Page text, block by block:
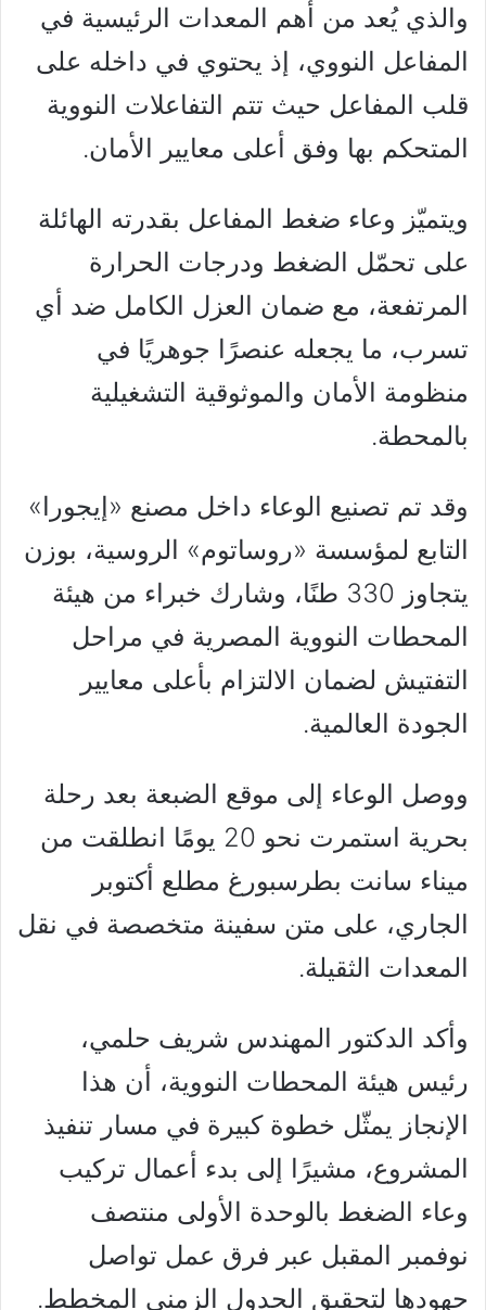
والذي يُعد من أهم المعدات الرئيسية في
المفاعل النووي، إذ يحتوي في داخله على
قلب المفاعل حيث تتم التفاعلات النووية
المتحكم بها وفق أعلى معايير الأمان.
ويتميّز وعاء ضغط المفاعل بقدرته الهائلة
على تحمّل الضغط ودرجات الحرارة
المرتفعة، مع ضمان العزل الكامل ضد أي
تسرب، ما يجعله عنصرًا جوهريًا في
منظومة الأمان والموثوقية التشغيلية
بالمحطة.
وقد تم تصنيع الوعاء داخل مصنع «إيجورا»
التابع لمؤسسة «روساتوم» الروسية، بوزن
يتجاوز 330 طنًا، وشارك خبراء من هيئة
المحطات النووية المصرية في مراحل
التفتيش لضمان الالتزام بأعلى معايير
الجودة العالمية.
ووصل الوعاء إلى موقع الضبعة بعد رحلة
بحرية استمرت نحو 20 يومًا انطلقت من
ميناء سانت بطرسبورغ مطلع أكتوبر
الجاري، على متن سفينة متخصصة في نقل
المعدات الثقيلة.
وأكد الدكتور المهندس شريف حلمي،
رئيس هيئة المحطات النووية، أن هذا
الإنجاز يمثّل خطوة كبيرة في مسار تنفيذ
المشروع، مشيرًا إلى بدء أعمال تركيب
وعاء الضغط بالوحدة الأولى منتصف
نوفمبر المقبل عبر فرق عمل تواصل
جهودها لتحقيق الجدول الزمني المخطط.